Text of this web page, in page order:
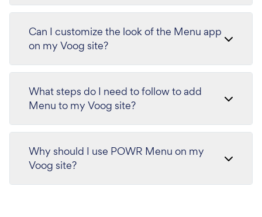
Can I customize the look of the Menu app
on my Voog site?
What steps do I need to follow to add
Menu to my Voog site?
Why should I use POWR Menu on my
Voog site?